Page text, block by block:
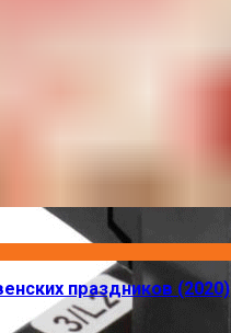
праздников (2020)